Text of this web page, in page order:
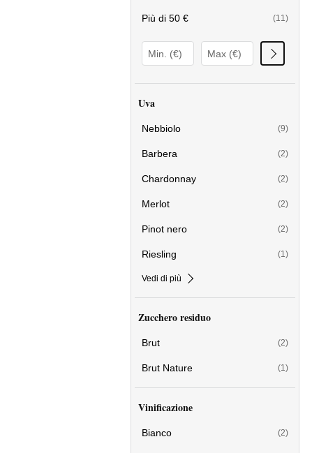
Più di 50 € (11)
Uva
Nebbiolo (9)
Barbera (2)
Chardonnay (2)
Merlot (2)
Pinot nero (2)
Riesling (1)
Vedi di più
Zucchero residuo
Brut (2)
Brut Nature (1)
Vinificazione
Bianco (2)